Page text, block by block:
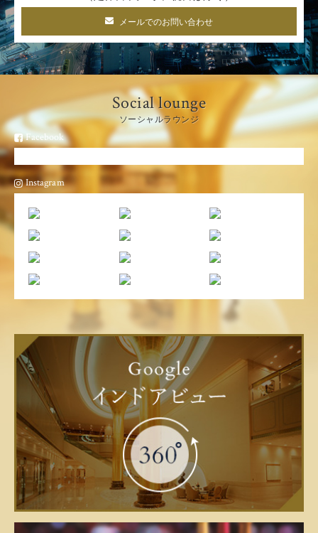
メールでのお問い合わせ
Social lounge
ソーシャルラウンジ
Facebook
Instagram